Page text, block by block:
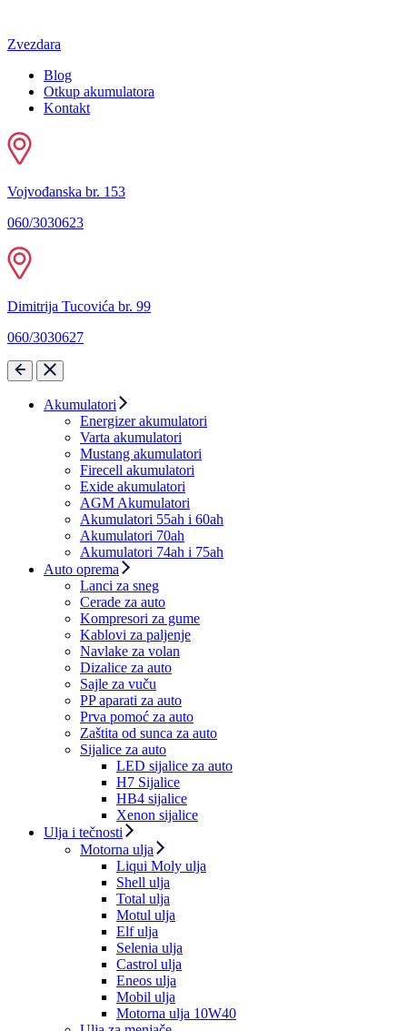
Zvezdara
Blog
Otkup akumulatora
Kontakt
Vojvođanska br. 153
060/3030623
Dimitrija Tucovića br. 99
060/3030627
Akumulatori
Energizer akumulatori
Varta akumulatori
Mustang akumulatori
Firecell akumulatori
Exide akumulatori
AGM Akumulatori
Akumulatori 55ah i 60ah
Akumulatori 70ah
Akumulatori 74ah i 75ah
Auto oprema
Lanci za sneg
Cerade za auto
Kompresori za gume
Kablovi za paljenje
Navlake za volan
Dizalice za auto
Sajle za vuču
PP aparati za auto
Prva pomoć za auto
Zaštita od sunca za auto
Sijalice za auto
LED sijalice za auto
H7 Sijalice
HB4 sijalice
Xenon sijalice
Ulja i tečnosti
Motorna ulja
Liqui Moly ulja
Shell ulja
Total ulja
Motul ulja
Elf ulja
Selenia ulja
Castrol ulja
Eneos ulja
Mobil ulja
Motorna ulja 10W40